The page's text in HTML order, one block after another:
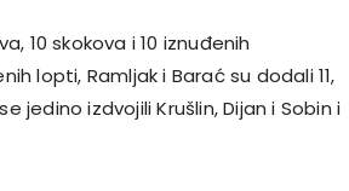
10 skokova i 10 iznuđenih
lopti, Ramljak i Barać su dodali 11,
jedino izdvojili Krušlin, Dijan i Sobin i